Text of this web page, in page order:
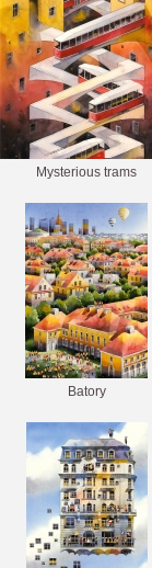
Mysterious trams
Batory